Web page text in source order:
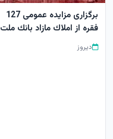
برگزاری مزایده عمومی 127
فقره از املاك مازاد بانك ملت
دیروز